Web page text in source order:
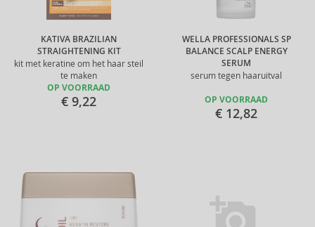
KATIVA BRAZILIAN
STRAIGHTENING KIT
kit met keratine om het haar steil
te maken
OP VOORRAAD
€ 9,22
WELLA PROFESSIONALS SP
BALANCE SCALP ENERGY
SERUM
serum tegen haaruitval
OP VOORRAAD
€ 12,82